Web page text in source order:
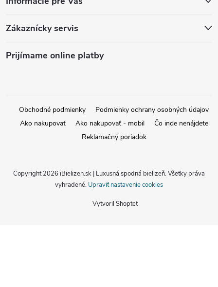
Zákaznícky servis
Prijímame online platby
Obchodné podmienky
Podmienky ochrany osobných údajov
Ako nakupovať
Ako nakupovať - mobil
Čo inde nenájdete
Reklamačný poriadok
Vytvoril Shoptet
Copyright 2026 iBielizen.sk | Luxusná spodná bielizeň. Všetky práva
vyhradené. Upraviť nastavenie cookies